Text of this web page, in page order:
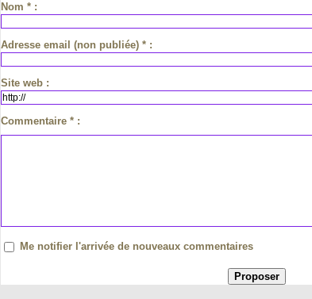
Nom * :
Adresse email (non publiée) * :
Site web :
Commentaire * :
Me notifier l'arrivée de nouveaux commentaires